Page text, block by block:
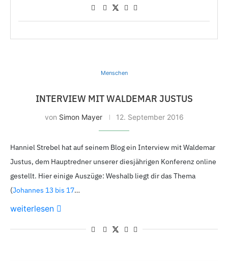
Menschen
INTERVIEW MIT WALDEMAR JUSTUS
von Simon Mayer 12. September 2016
Hanniel Strebel hat auf seinem Blog ein Interview mit Waldemar
Justus, dem Hauptredner unserer diesjährigen Konferenz online
gestellt. Hier einige Auszüge: Weshalb liegt dir das Thema
(Johannes 13 bis 17…
weiterlesen